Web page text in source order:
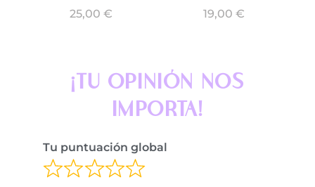
25,00 €
19,00 €
¡TU OPINIÓN NOS
IMPORTA!
Tu puntuación global